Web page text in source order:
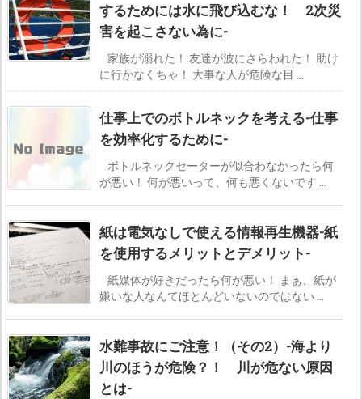
するためには水に飛び込むな！ 2次災
害を起こさない為に-
家族が溺れた！ 友達が波にさらわれた！ 助け
に行かなくちゃ！ 大事な人が危険な目 ...
仕事上でのボトルネックを考える-仕事
を効率化するために-
ボトルネックセーターが似合わなかったら何
が悪い！ 何が悪いって、何も悪くないです ...
紙は電気なしで使える情報再生機器-紙
を使用するメリットとデメリット-
紙媒体が好きだったら何が悪い！ まぁ、紙が
嫌いな人なんてほとんどいないのではない ...
水難事故にご注意！（その2）-海より
川のほうが危険？！ 川が危ない原因
とは-